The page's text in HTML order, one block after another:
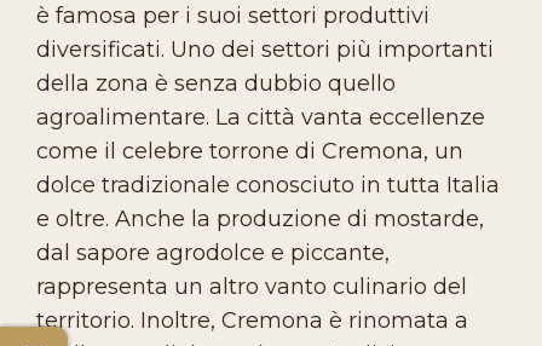
è famosa per i suoi settori produttivi
diversificati. Uno dei settori più importanti
della zona è senza dubbio quello
agroalimentare. La città vanta eccellenze
come il celebre torrone di Cremona, un
dolce tradizionale conosciuto in tutta Italia
e oltre. Anche la produzione di mostarde,
dal sapore agrodolce e piccante,
rappresenta un altro vanto culinario del
territorio. Inoltre, Cremona è rinomata a